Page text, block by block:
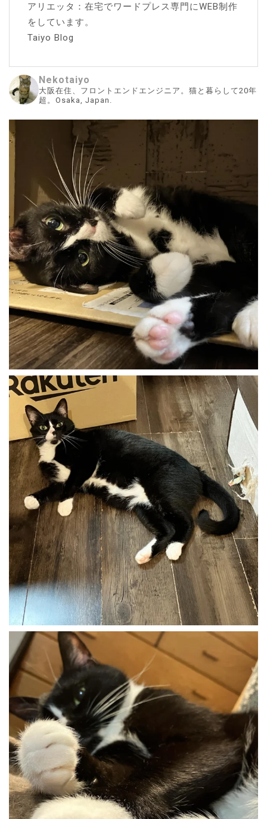
アリエッタ：在宅でワードプレス専門にWEB制作
をしています。
Taiyo Blog
Nekotaiyo
大阪在住、フロントエンドエンジニア。猫と暮らして20年
超。Osaka, Japan.